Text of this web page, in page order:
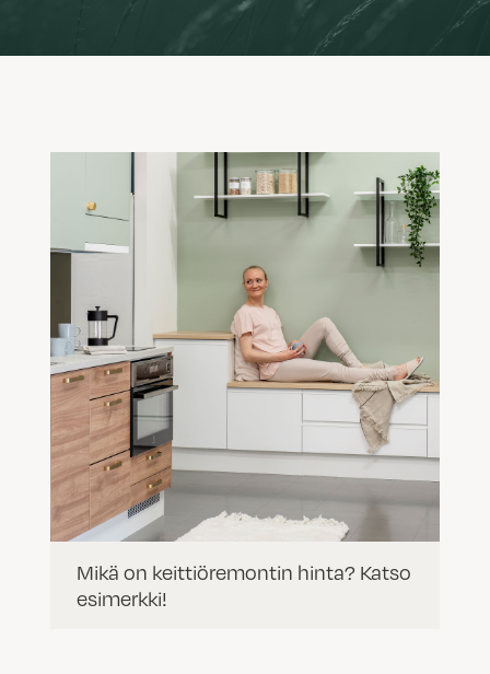
Mikä on keittiöremontin hinta? Katso
esimerkki!